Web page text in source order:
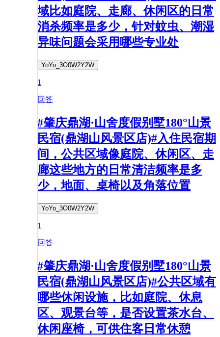
域比如庭院、走廊、休闲区的日常
消杀频率是多少，针对蚊虫、潮湿
异味问题会采用哪些专业处
YoYo_3O0W2Y2W
1
回答
#肇庆鼎湖·山舍度假别墅180°山景
民宿(鼎湖山风景区店)#入住民宿期
间，公共区域像庭院、休闲区、走
廊这些地方的日常清洁频率是多
少，地面、桌椅以及角落位置
YoYo_3O0W2Y2W
1
回答
#肇庆鼎湖·山舍度假别墅180°山景
民宿(鼎湖山风景区店)#公共区域有
哪些休闲设施，比如庭院、休息
区、观景台等，是否设置茶水台、
休闲座椅，可供住客日常休憩